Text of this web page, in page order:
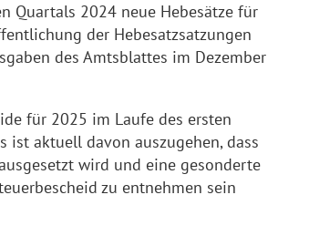
Quartals 2024 neue Hebesätze für
der Hebesatzsatzungen
des Amtsblattes im Dezember
für 2025 im Laufe des ersten
ist aktuell davon auszugehen, dass
wird und eine gesonderte
zu entnehmen sein